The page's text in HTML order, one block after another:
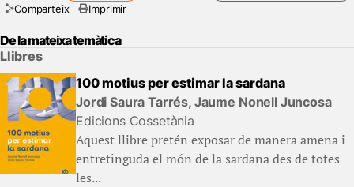
Comparteix Imprimir
De la mateixa temàtica
Llibres
100 motius per estimar la sardana
Jordi Saura Tarrés, Jaume Nonell Juncosa
Edicions Cossetània
Aquest llibre pretén exposar de manera amena i
entretinguda el món de la sardana des de totes
les...